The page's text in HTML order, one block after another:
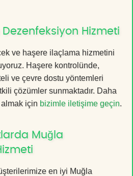
Dezenfeksiyon Hizmeti
ve haşere ilaçlama hizmetini
Haşere kontrolünde,
ve çevre dostu yöntemleri
çözümler sunmaktadır. Daha
için bizimle iletişime geçin.
Muğla
en iyi Muğla